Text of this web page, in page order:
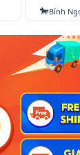
🐎Bính